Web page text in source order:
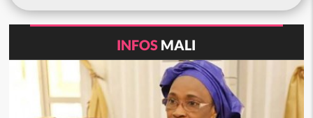
INFOS MALI